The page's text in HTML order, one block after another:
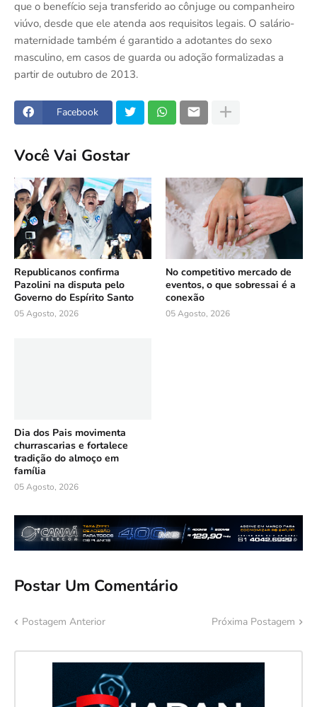
que o benefício seja transferido ao cônjuge ou companheiro
viúvo, desde que ele atenda aos requisitos legais. O salário-
maternidade também é garantido a adotantes do sexo
masculino, em casos de guarda ou adoção formalizadas a
partir de outubro de 2013.
Facebook
Você Vai Gostar
Republicanos confirma
Pazolini na disputa pelo
Governo do Espírito Santo
05 Agosto, 2026
No competitivo mercado de
eventos, o que sobressai é a
conexão
05 Agosto, 2026
Dia dos Pais movimenta
churrascarias e fortalece
tradição do almoço em
família
05 Agosto, 2026
Postar Um Comentário
Postagem Anterior Próxima Postagem